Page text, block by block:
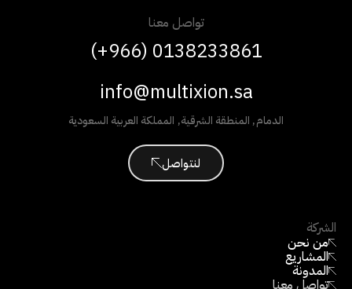
الشركة
من نحن
المشاريع
المدونة
تواصل معنا
تواصل معنا
(+966) 0138233861
info@multixion.sa
الدمام, المنطقة الشرقية, المملكة العربية السعودية
لنتواصل